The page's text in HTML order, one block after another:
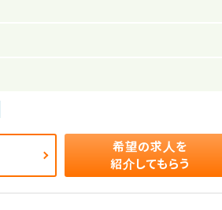
希望の求人を
紹介してもらう